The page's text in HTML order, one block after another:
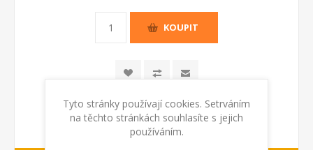
KOUPIT
Tyto stránky používají cookies. Setrváním
na těchto stránkách souhlasíte s jejich
používáním.